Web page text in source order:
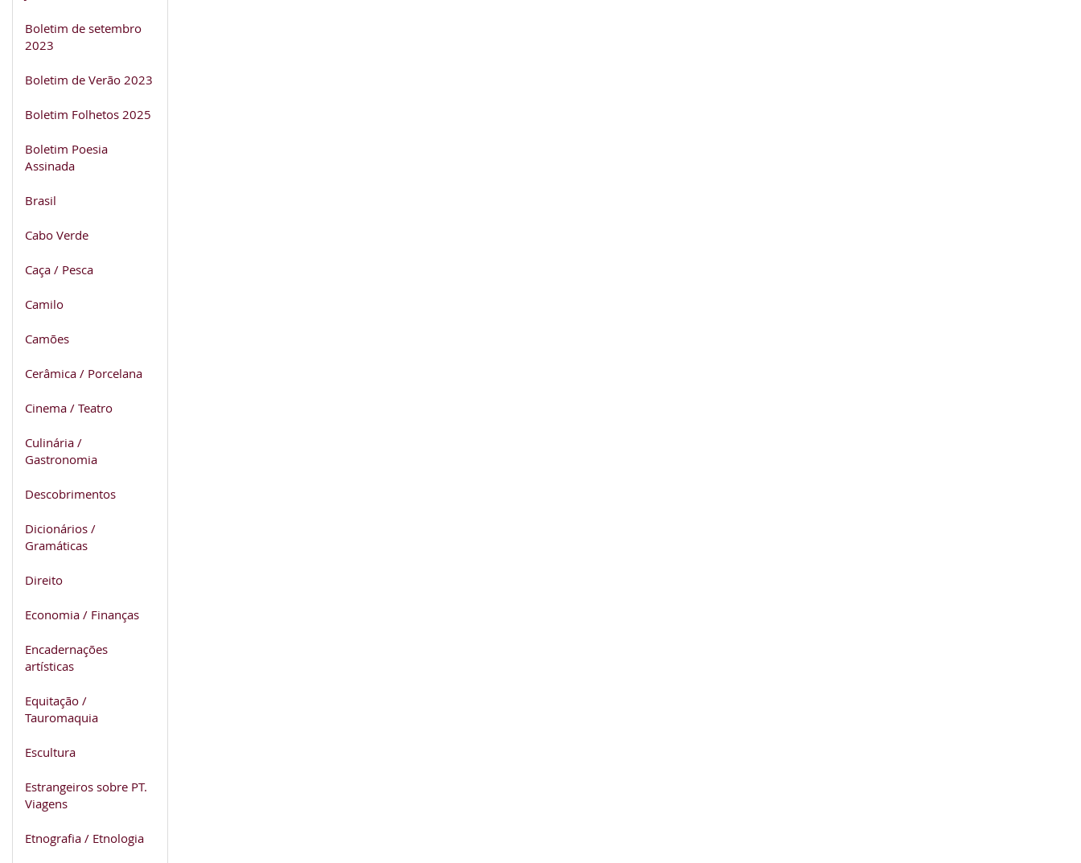
Boletim de setembro
2023
Boletim de Verão 2023
Boletim Folhetos 2025
Boletim Poesia
Assinada
Brasil
Cabo Verde
Caça / Pesca
Camilo
Camões
Cerâmica / Porcelana
Cinema / Teatro
Culinária /
Gastronomia
Descobrimentos
Dicionários /
Gramáticas
Direito
Economia / Finanças
Encadernações
artísticas
Equitação /
Tauromaquia
Escultura
Estrangeiros sobre PT.
Viagens
Etnografia / Etnologia